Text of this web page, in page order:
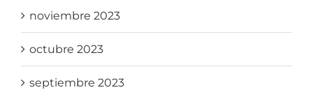
noviembre 2023
octubre 2023
septiembre 2023